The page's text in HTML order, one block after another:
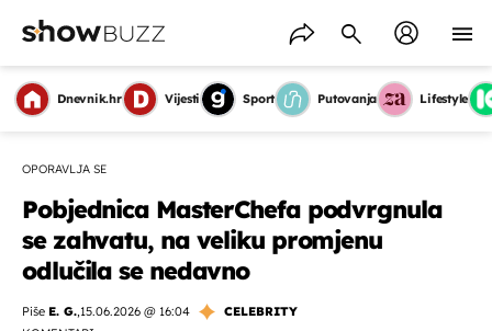
Dnevnik.hr Vijesti Sport Putovanja Lifestyle
OPORAVLJA SE
Pobjednica MasterChefa podvrgnula
se zahvatu, na veliku promjenu
odlučila se nedavno
Piše E. G.,15.06.2026 @ 16:04
CELEBRITY